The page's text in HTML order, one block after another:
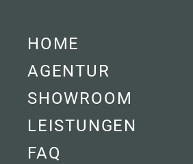
HOME
AGENTUR
SHOWROOM
LEISTUNGEN
FAQ